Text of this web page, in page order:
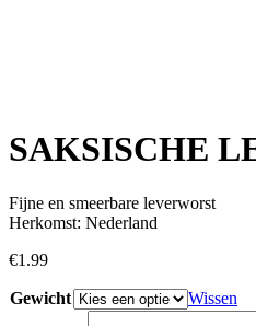
SAKSISCHE
Fijne en smeerbare leverworst
Herkomst: Nederland
€1.99
Gewicht Wissen